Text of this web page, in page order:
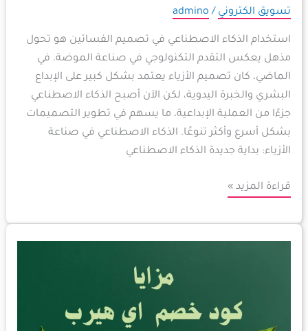
تسويق الكتروني /
admino
استخدام الذكاء الاصطناعي في تصميم الفساتين هو تحول
مذهل يعكس التقدم التكنولوجي في صناعة الموضة. في
الماضي، كان تصميم الأزياء يعتمد بشكل كبير على الإبداع
البشري والخبرة اليدوية، لكن الآن أصبح الذكاء الاصطناعي
جزءًا من العملية الإبداعية، ما يسهم في تطوير التصميمات
بشكل أسرع وأكثر تنوعًا. الذكاء الاصطناعي في صناعة
الأزياء: بداية جديدة الذكاء الاصطناعي
قراءة المزيد »
خصم